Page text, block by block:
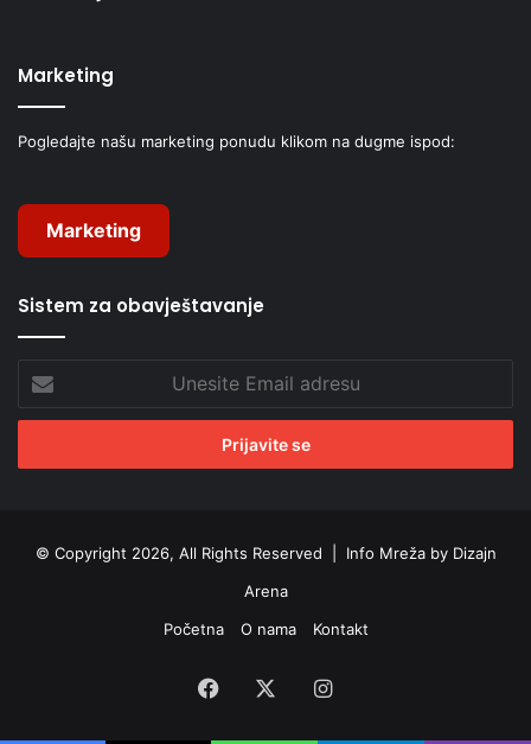
Marketing
Pogledajte našu marketing ponudu klikom na dugme ispod:
Marketing
Sistem za obavještavanje
Email
adresu
© Copyright 2026, All Rights Reserved | Info Mreža by Dizajn
Arena
Početna
O nama Kontakt
Facebook Instagram